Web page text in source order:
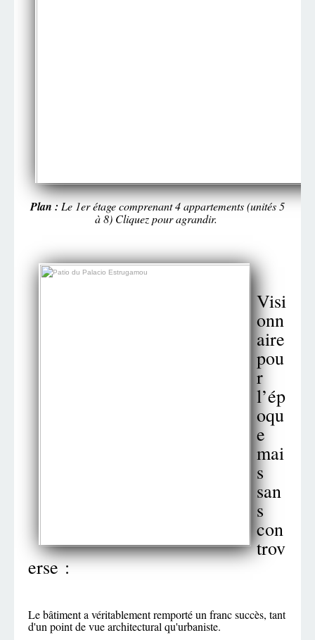
Plan :Le 1er étage comprenant 4 appartements (unités 5
à 8) Cliquez pour agrandir.
Visi
onn
aire
pou
r
l’ép
oqu
e
mai
s
san
s
con
trov
erse :
Le bâtiment a véritablement remporté un franc succès, tant
d'un point de vue architectural qu'urbaniste.